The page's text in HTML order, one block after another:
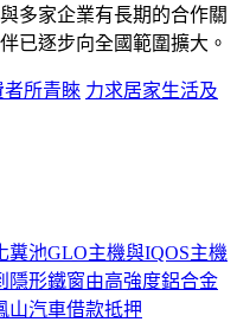
多家企業有長期的合作關
已逐步向全國範圍擴大。
者所青睞 力求居家生活及
池GLO主機與IQOS主機
隱形鐵窗由高強度鋁合金
山汽車借款抵押